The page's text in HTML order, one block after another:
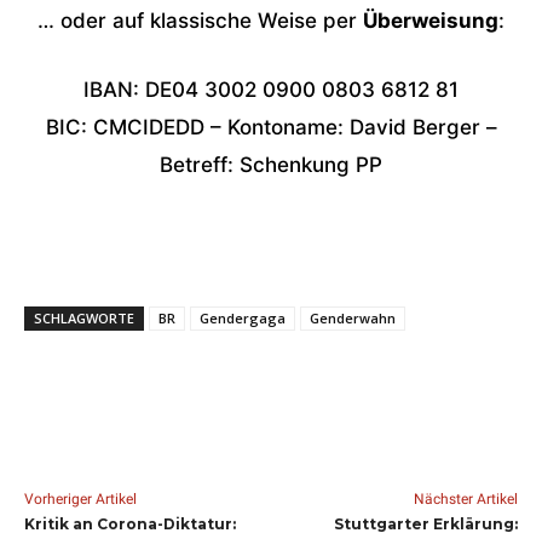
… oder auf klassische Weise per Überweisung:
IBAN: DE04 3002 0900 0803 6812 81
BIC: CMCIDEDD – Kontoname: David Berger –
Betreff: Schenkung PP
SCHLAGWORTE BR Gendergaga Genderwahn
Vorheriger Artikel
Kritik an Corona-Diktatur:
Nächster Artikel
Stuttgarter Erklärung: